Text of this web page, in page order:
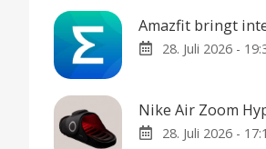
Amazfit bringt
28. Juli 2026 -
Nike Air Zoom
28. Juli 2026 -